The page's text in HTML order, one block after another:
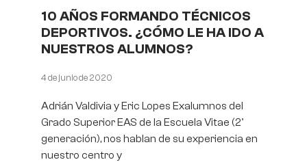
10 AÑOS FORMANDO TÉCNICOS
DEPORTIVOS. ¿CÓMO LE HA IDO A
NUESTROS ALUMNOS?
4 de junio de 2020
Adrián Valdivia y Eric Lopes Exalumnos del
Grado Superior EAS de la Escuela Vitae (2ª
generación), nos hablan de su experiencia en
nuestro centro y